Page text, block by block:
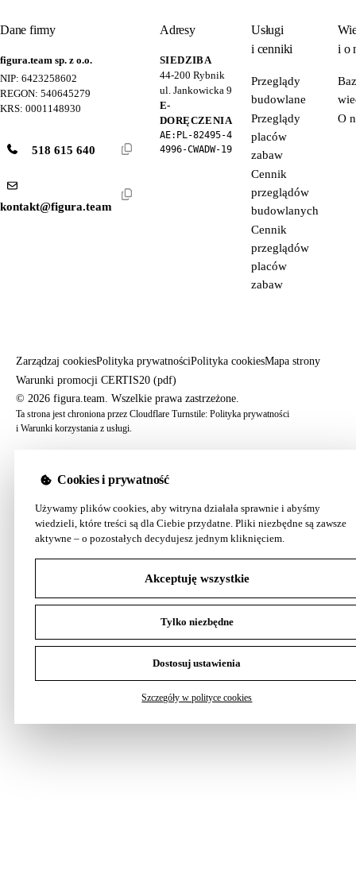
Dane firmy
figura.team sp. z o.o.
NIP: 6423258602
REGON: 540645279
KRS: 0001148930
518 615 640
kontakt@figura.team
Adresy
SIEDZIBA
44-200 Rybnik
ul. Jankowicka 9
E-
DORĘCZENIA
AE:PL-82495-4
4996-CWADW-19
Usługi
i cenniki
Przeglądy
budowlane
Przeglądy
placów
zabaw
Cennik
przeglądów
budowlanych
Cennik
przeglądów
placów
zabaw
i o
O
Zarządzaj cookiesPolityka prywatnościPolityka cookiesMapa strony
Warunki promocji CERTIS20 (pdf)
© 2026 figura.team. Wszelkie prawa zastrzeżone.
Ta strona jest chroniona przez Cloudflare Turnstile: Polityka prywatności
i Warunki korzystania z usługi.
Cookies i prywatność
Używamy plików cookies, aby witryna działała sprawnie i abyśmy
wiedzieli, które treści są dla Ciebie przydatne. Pliki niezbędne są zawsze
aktywne – o pozostałych decydujesz jednym kliknięciem.
Akceptuję wszystkie
Tylko niezbędne
Dostosuj ustawienia
Szczegóły w polityce cookies